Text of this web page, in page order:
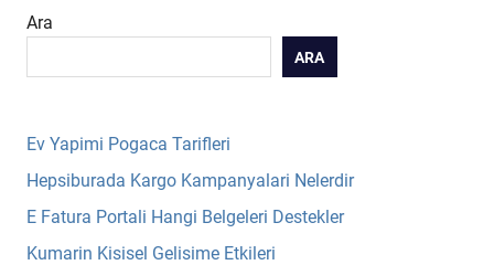
Ara
ARA
Ev Yapimi Pogaca Tarifleri
Hepsiburada Kargo Kampanyalari Nelerdir
E Fatura Portali Hangi Belgeleri Destekler
Kumarin Kisisel Gelisime Etkileri